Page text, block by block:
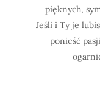
pięknych,
Jeśli i Ty je
ponieść